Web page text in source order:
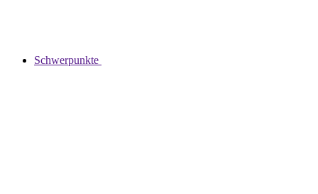
Schwerpunkte